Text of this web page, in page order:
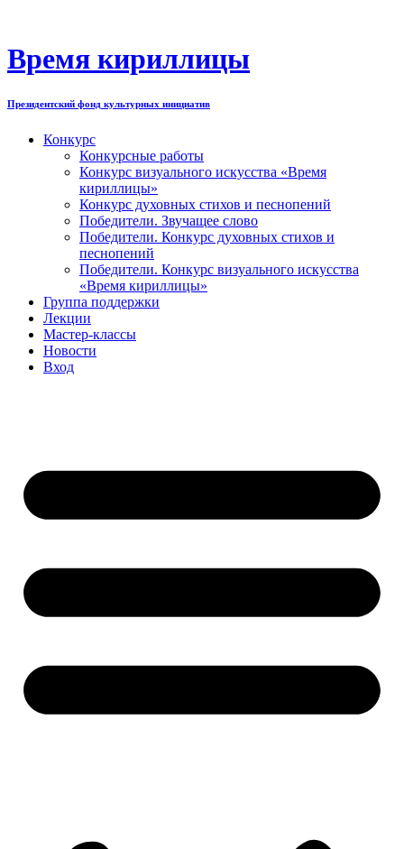
содержимому
Время кириллицы
Президентский фонд культурных инициатив
Конкурс
Конкурсные работы
Конкурс визуального искусства «Время
кириллицы»
Конкурс духовных стихов и песнопений
Победители. Звучащее слово
Победители. Конкурс духовных стихов и
песнопений
Победители. Конкурс визуального искусства
«Время кириллицы»
Группа поддержки
Лекции
Мастер-классы
Новости
Вход